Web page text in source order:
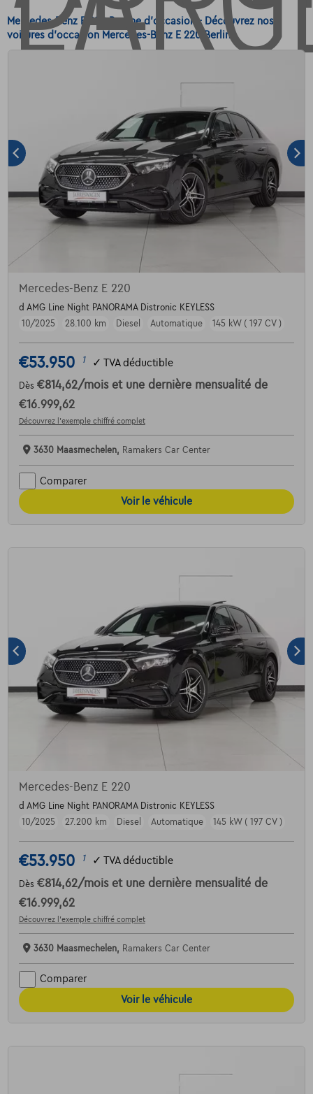
Mercedes-Benz E 220 Berline d'occasion - Découvrez nos
voitures d'occasion Mercedes-Benz E 220 Berline
Mercedes-Benz E 220
d AMG Line Night PANORAMA Distronic KEYLESS
10/2025
28.100 km Diesel Automatique 145 kW ( 197 CV )
€53.950 1 ✓ TVA déductible
Dès €814,62/mois et une dernière mensualité de
€16.999,62
Découvrez l’exemple chiffré complet
3630 Maasmechelen, Ramakers Car Center
Comparer
Voir le véhicule
Mercedes-Benz E 220
d AMG Line Night PANORAMA Distronic KEYLESS
10/2025
27.200 km Diesel Automatique 145 kW ( 197 CV )
€53.950 1 ✓ TVA déductible
Dès €814,62/mois et une dernière mensualité de
€16.999,62
Découvrez l’exemple chiffré complet
3630 Maasmechelen, Ramakers Car Center
Comparer
Voir le véhicule